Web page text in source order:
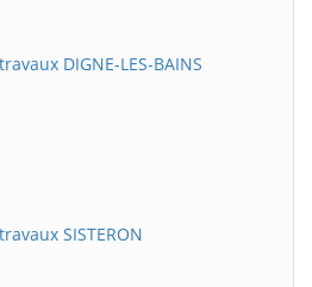
DIGNE-LES-BAINS
SISTERON